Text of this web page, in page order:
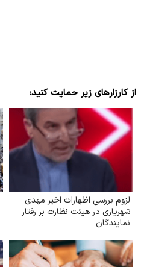
از کارزارهای زیر حمایت کنید:
لزوم بررسی اظهارات اخیر مهدی
شهریاری در هیئت نظارت بر رفتار
نمایندگان